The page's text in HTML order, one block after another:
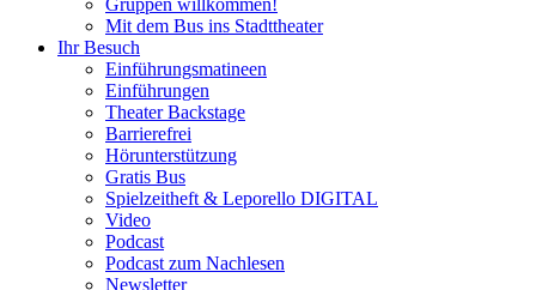
Gruppen willkommen!
Mit dem Bus ins Stadttheater
Ihr Besuch
Einführungsmatineen
Einführungen
Theater Backstage
Barrierefrei
Hörunterstützung
Gratis Bus
Spielzeitheft & Leporello DIGITAL
Video
Podcast
Podcast zum Nachlesen
Newsletter